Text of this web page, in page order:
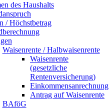
des Haushalts
/ Höchstbetrag
Waisenrente / Halbwaisenrente
Waisenrente
(gesetzliche
Rentenversicherung)
Einkommensanrechnung
Antrag auf Waisenrente
BAföG